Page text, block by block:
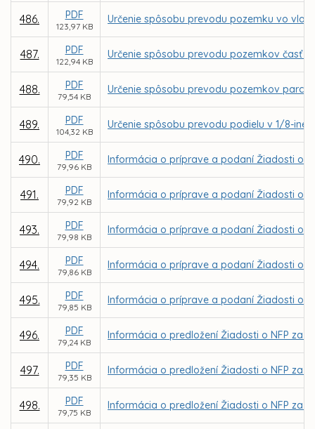
486. PDF
123,97 KB
Určenie spôsobu prevodu pozemku vo
487. PDF
122,94 KB
Určenie spôsobu prevodu pozemkov časť
488. PDF
79,54 KB
Určenie spôsobu prevodu pozemkov parc. C
489. PDF
104,32 KB
Určenie spôsobu prevodu podielu v 1/8-ine
490. PDF
79,96 KB
Informácia o príprave a podaní Žiadosti o
491. PDF
79,92 KB
Informácia o príprave a podaní Žiadosti o
493. PDF
79,98 KB
Informácia o príprave a podaní Žiadosti o
494. PDF
79,86 KB
Informácia o príprave a podaní Žiadosti o
495. PDF
79,85 KB
Informácia o príprave a podaní Žiadosti o
496. PDF
79,24 KB
Informácia o predložení Žiadosti o NFP za
497. PDF
79,35 KB
Informácia o predložení Žiadosti o NFP za
498. PDF
79,75 KB
Informácia o predložení Žiadosti o NFP za